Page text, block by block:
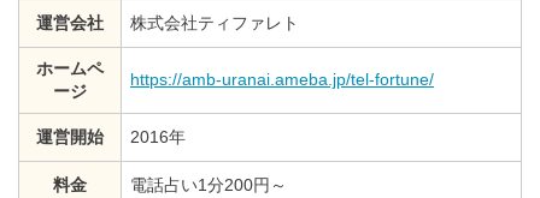
運営会社 株式会社ティファレト
ホームペ
ージ
https://amb-uranai.ameba.jp/tel-fortune/
運営開始 2016年
料金 電話占い1分200円～